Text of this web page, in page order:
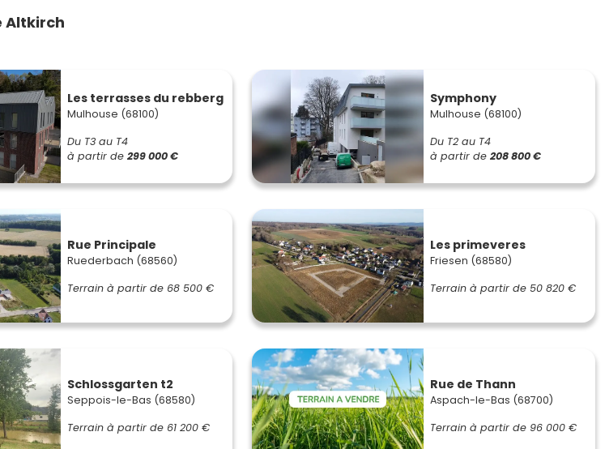
Altkirch
Les terrasses du rebberg
Mulhouse (68100)
Du T3 au T4
à partir de 299 000 €
Symphony
Mulhouse (68100)
Du T2 au T4
à partir de 208 800 €
Rue Principale
Ruederbach (68560)
Terrain à partir de 68 500 €
Les primeveres
Friesen (68580)
Terrain à partir de 50 820 €
Schlossgarten t2
Seppois-le-Bas (68580)
Terrain à partir de 61 200 €
Rue de Thann
Aspach-le-Bas (68700)
Terrain à partir de 96 000 €